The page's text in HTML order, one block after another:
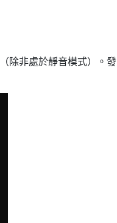
除非處於靜音模式）。發